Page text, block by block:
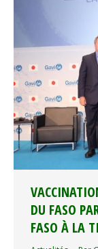
DU FASO
FASO À LA